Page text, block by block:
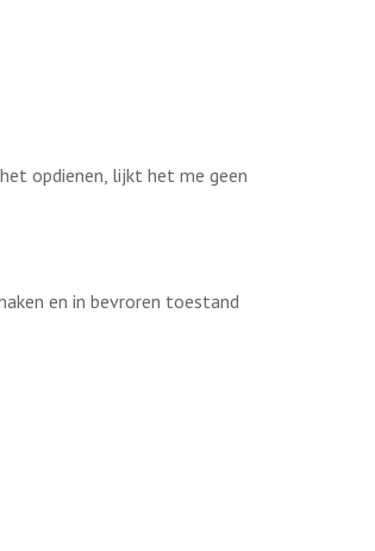
opdienen, lijkt het me geen
en in bevroren toestand